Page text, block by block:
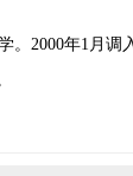
。2000年1月